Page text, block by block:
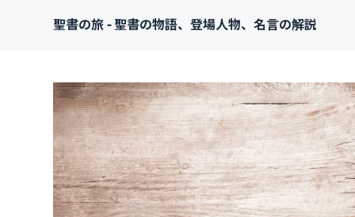
聖書の旅 - 聖書の物語、登場人物、名言の解説